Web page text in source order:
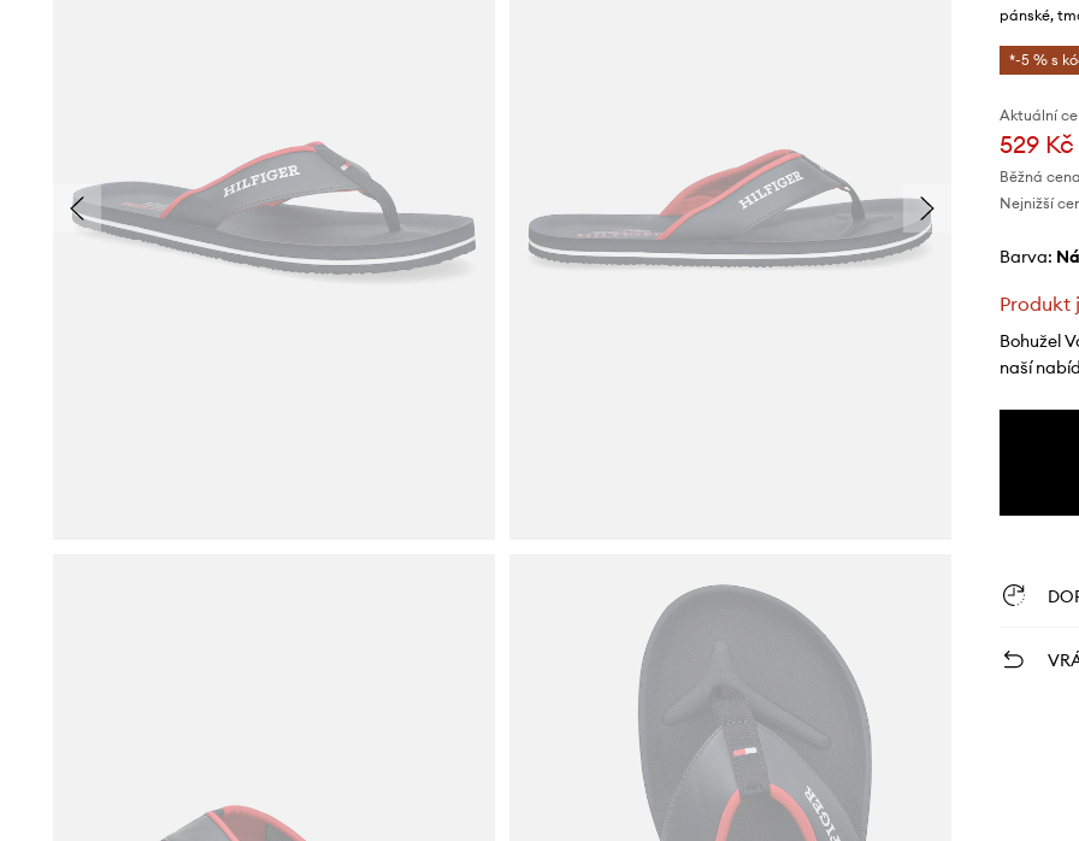
pánské,
*-5 % s
Aktuální
529 Kč
Běžná
Nejnižší
Barva:
Produkt
Bohužel
naší